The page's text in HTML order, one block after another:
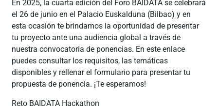
En 2025, la cuarta edición del Foro BAIDATA se celebrará
el 26 de junio en el Palacio Euskalduna (Bilbao) y en
esta ocasión te brindamos la oportunidad de presentar
tu proyecto ante una audiencia global a través de
nuestra convocatoria de ponencias. En este enlace
puedes consultar los requisitos, las temáticas
disponibles y rellenar el formulario para presentar tu
propuesta de ponencia. ¡Te esperamos!
Reto BAIDATA Hackathon